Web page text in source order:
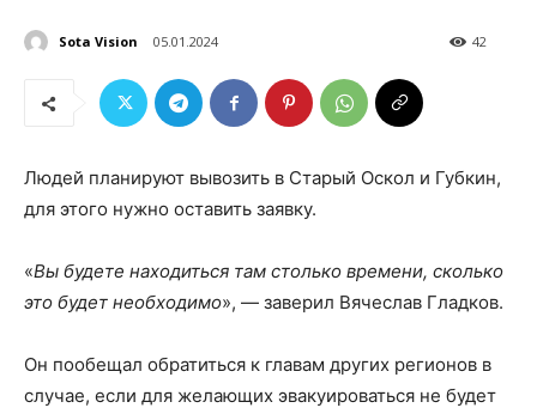
Sota Vision 05.01.2024 42
Людей планируют вывозить в Старый Оскол и Губкин,
для этого нужно оставить заявку.
«Вы будете находиться там столько времени, сколько
это будет необходимо», — заверил Вячеслав Гладков.
Он пообещал обратиться к главам других регионов в
случае, если для желающих эвакуироваться не будет